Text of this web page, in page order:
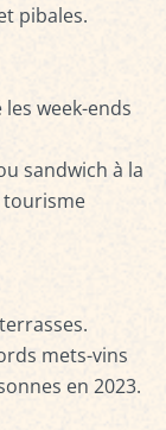
pibales.
les week-ends
sandwich à la
tourisme
mets-vins
en 2023.